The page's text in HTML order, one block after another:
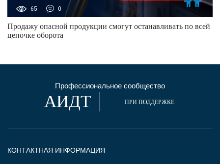
65 0
Продажу опасной продукции смогут останавливать по всей
цепочке оборота
Профессиональное сообщество
АИДТ ПРИ ПОДДЕРЖКЕ
КОНТАКТНАЯ ИНФОРМАЦИЯ